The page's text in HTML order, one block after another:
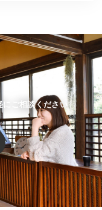
ご相談ください